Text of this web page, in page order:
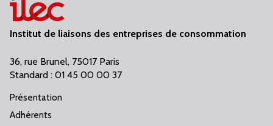
Institut de liaisons des entreprises de consommation
36, rue Brunel, 75017 Paris
Standard : 01 45 00 00 37
Présentation
Adhérents